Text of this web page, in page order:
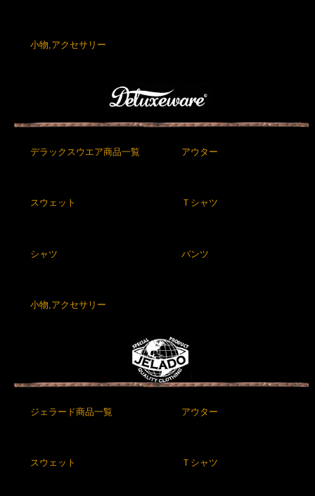
小物,アクセサリー
デラックスウエア商品一覧 アウター
スウェット Ｔシャツ
シャツ パンツ
小物,アクセサリー
ジェラード商品一覧 アウター
スウェット Ｔシャツ